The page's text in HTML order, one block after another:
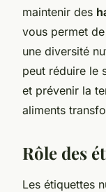
maintenir des
vous permet
une diversité
peut réduire le
et prévenir la
aliments
Rôle des
Les étiquettes